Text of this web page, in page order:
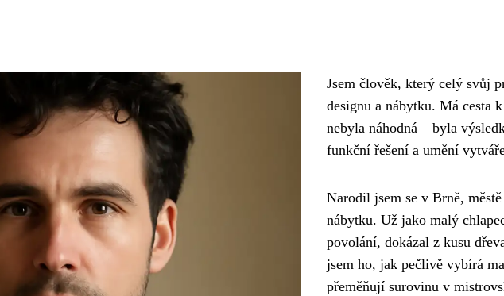
Jsem člověk, který celý svůj
designu a nábytku. Má cesta
nebyla náhodná – byla
funkční řešení a umění
Narodil jsem se v Brně,
nábytku. Už jako malý
povolání, dokázal z kusu
jsem ho, jak pečlivě vybírá
přeměňují surovinu v